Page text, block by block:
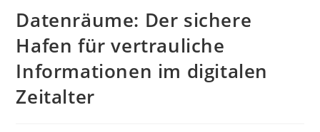
Datenräume: Der sichere
Hafen für vertrauliche
Informationen im digitalen
Zeitalter